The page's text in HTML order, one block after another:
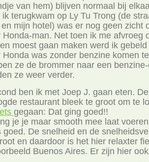
van hem) blijven normaal bij
ik terugkwam op Ly Tu Trong (de
en mijn hotel) was er nog geen zicht
Honda-man. Net toen ik me afvroeg
moest gaan maken werd ik
Honda was zonder benzine komen
ze de brommer naar een
ze weer verder.
ben ik met Joep J. gaan eten.
restaurant bleek te groot om te
gegaan: Dat ging goed!!
je je maar smooth mee laat
goed. De snelheid en de
en daardoor is het hier relaxter
Buenos Aires. Er zijn hier